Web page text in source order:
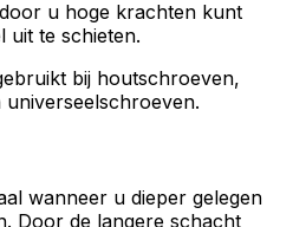
u hoge krachten kunt
uit te schieten.
bij houtschroeven,
wanneer u dieper gelegen
Door de langere schacht